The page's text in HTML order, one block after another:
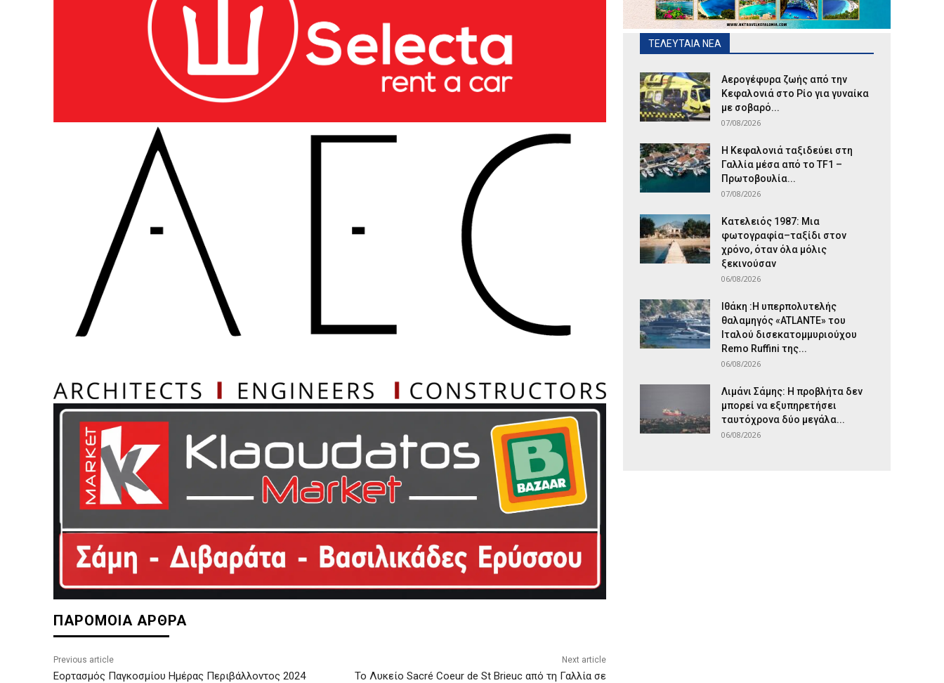
ΠΑΡΟΜΟΙΑ ΑΡΘΡΑ
Previous article
Εορτασμός Παγκοσμίου Ημέρας Περιβάλλοντος 2024
Next article
Το Λυκείο Sacré Coeur de St Brieuc από τη Γαλλία σε
ΤΕΛΕΥΤΑΙΑ ΝΕΑ
Αερογέφυρα ζωής από την
Κεφαλονιά στο Ρίο για γυναίκα
με σοβαρό...
07/08/2026
Η Κεφαλονιά ταξιδεύει στη
Γαλλία μέσα από το TF1 –
Πρωτοβουλία...
07/08/2026
Κατελειός 1987: Μια
φωτογραφία–ταξίδι στον
χρόνο, όταν όλα μόλις
ξεκινούσαν
06/08/2026
Ιθάκη :Η υπερπολυτελής
θαλαμηγός «ATLANTE» του
Ιταλού δισεκατομμυριούχου
Remo Ruffini της...
06/08/2026
Λιμάνι Σάμης: Η προβλήτα δεν
μπορεί να εξυπηρετήσει
ταυτόχρονα δύο μεγάλα...
06/08/2026